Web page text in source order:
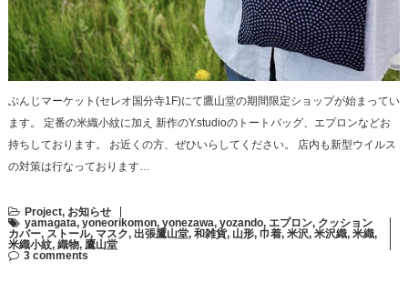
ぶんじマーケット(セレオ国分寺1F)にて鷹山堂の期間限定ショップが始まってい
ます。 定番の米織小紋に加え 新作のY.studioのトートバッグ、エプロンなどお
持ちしております。 お近くの方、ぜひいらしてください。 店内も新型ウイルス
の対策は行なっております…
Project, お知らせ
yamagata, yoneorikomon, yonezawa, yozando, エプロン, クッション
カバー, ストール, マスク, 出張鷹山堂, 和雑貨, 山形, 巾着, 米沢, 米沢織, 米織,
米織小紋, 織物, 鷹山堂
3 comments